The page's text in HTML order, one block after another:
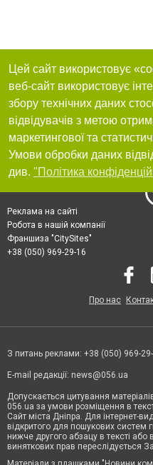
Цей сайт використовує
веб-сайт використовує
збору технічних даних
відвідувачів з метою
маркетингової та
Умови обробки даних
див. "Політика
Реклама на сайті
Робота в нашій компанії
Франшиза "CitySites"
+38 (050) 969-29-16
Про нас
З питань реклами: +38 (050) 969-
E-mail редакції: news@056.ua
Допускається цитування
056.ua за умови розміщення в
Сайт міста Дніпра. Для інтернет-
відкритого для пошукових систем
нижче другого абзацу в тексті
виняткових прав переслідується